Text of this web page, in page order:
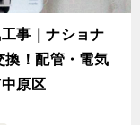
事｜ナショナ
換！配管・電気
原区